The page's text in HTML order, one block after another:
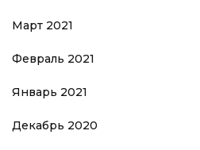
Март 2021
Февраль 2021
Январь 2021
Декабрь 2020